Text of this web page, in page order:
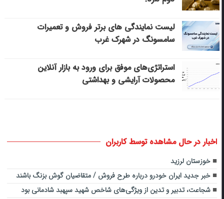
لیست نمایندگی های برتر فروش و تعمیرات
سامسونگ در شهرک غرب
استراتژی‌های موفق برای ورود به بازار آنلاین
محصولات آرایشی و بهداشتی
اخبار در حال مشاهده توسط کاربران
خوزستان لرزید
خبر جدید ایران خودرو درباره طرح فروش / متقاضیان گوش بزنگ باشند
شجاعت، تدبیر و تدین از ویژگی‌های شاخص شهید سپهبد شادمانی بود